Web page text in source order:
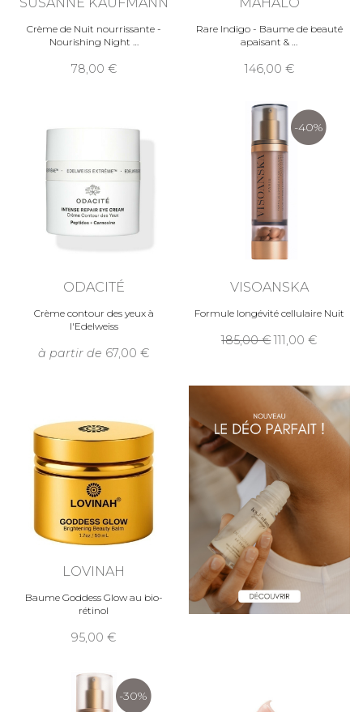
Crème de Nuit nourrissante -
Nourishing Night
78,00
Rare Indigo - Baume de beauté
apaisant &
146,00
ODACITÉ
Crème contour des yeux à
l'Edelweiss
à partir de 67,00
-40%
VISOANSKA
Formule longévité cellulaire Nuit
185,00 111,00
LOVINAH
Baume Goddess Glow au bio-
rétinol
95,00
-30%